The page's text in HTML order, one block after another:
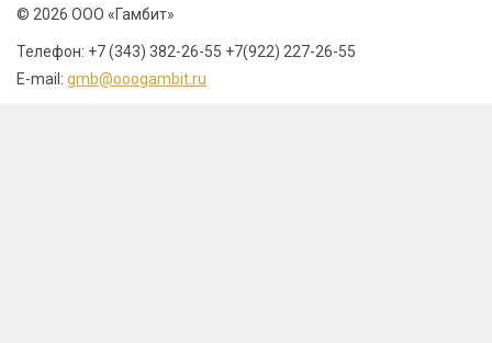
© 2026 ООО «Гамбит»
Телефон: +7 (343) 382-26-55 +7(922) 227-26-55
E-mail: gmb@ooogambit.ru